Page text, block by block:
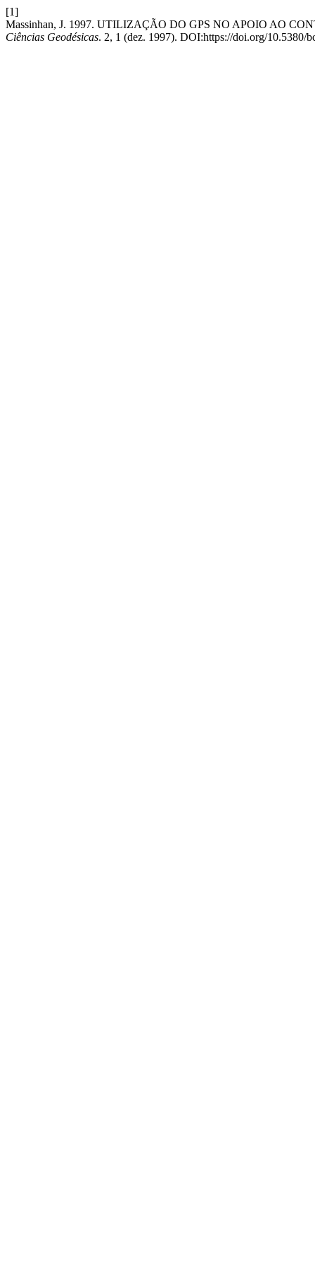
[1]
Massinhan, J. 1997. UTILIZAÇÃO DO GPS NO APOIO AO
Ciências Geodésicas. 2, 1 (dez. 1997). DOI:https://doi.org/10.5380/